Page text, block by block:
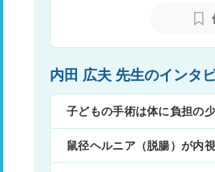
内田 広夫 先生のインタ
子どもの手術は体に負担の
鼠径ヘルニア（脱腸）が内